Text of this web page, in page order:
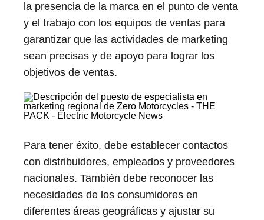
la presencia de la marca en el punto de venta
y el trabajo con los equipos de ventas para
garantizar que las actividades de marketing
sean precisas y de apoyo para lograr los
objetivos de ventas.
Para tener éxito, debe establecer contactos
con distribuidores, empleados y proveedores
nacionales. También debe reconocer las
necesidades de los consumidores en
diferentes áreas geográficas y ajustar su